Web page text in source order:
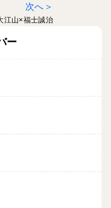
山×福士誠治
次へ
ー